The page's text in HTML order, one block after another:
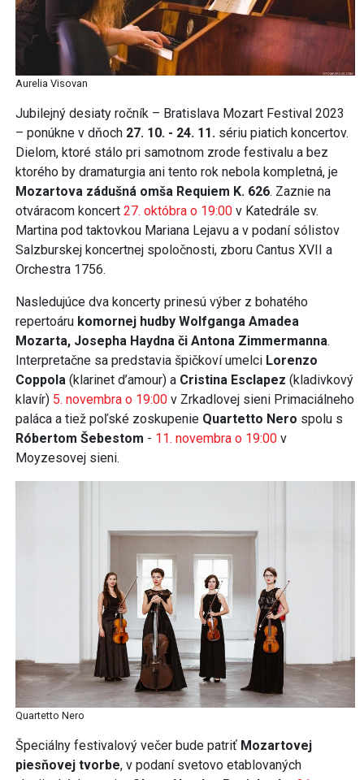
Aurelia Visovan
Jubilejný desiaty ročník – Bratislava Mozart Festival 2023
– ponúkne v dňoch 27. 10. - 24. 11. sériu piatich koncertov.
Dielom, ktoré stálo pri samotnom zrode festivalu a bez
ktorého by dramaturgia ani tento rok nebola kompletná, je
Mozartova zádušná omša Requiem K. 626. Zaznie na
otváracom koncert 27. októbra o 19:00 v Katedrále sv.
Martina pod taktovkou Mariana Lejavu a v podaní sólistov
Salzburskej koncertnej spoločnosti, zboru Cantus XVII a
Orchestra 1756.
Nasledujúce dva koncerty prinesú výber z bohatého
repertoáru komornej hudby Wolfganga Amadea
Mozarta, Josepha Haydna či Antona Zimmermanna.
Interpretačne sa predstavia špičkoví umelci Lorenzo
Coppola (klarinet d’amour) a Cristina Esclapez (kladivkový
klavír) 5. novembra o 19:00 v Zrkadlovej sieni Primaciálneho
paláca a tiež poľské zoskupenie Quartetto Nero spolu s
Róbertom Šebestom - 11. novembra o 19:00 v
Moyzesovej sieni.
Quartetto Nero
Špeciálny festivalový večer bude patriť Mozartovej
piesňovej tvorbe, v podaní svetovo etablovaných